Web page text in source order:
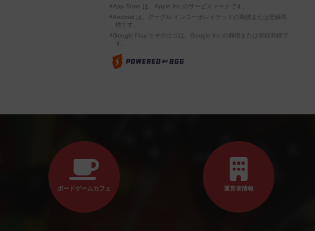
※App Store は、Apple Inc.のサービスマークです。
※Android は、グーグル インコーポレイテッドの商標または登録商
標です。
※Google Play とそのロゴは、Google Inc.の商標または登録商標で
す。
ボードゲームカフェ 運営者情報